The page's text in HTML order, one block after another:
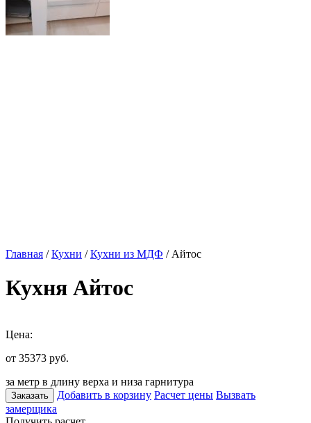
Главная /Кухни /Кухни из МДФ / Айтос
Кухня Айтос
Цена:
от 35373 руб.
за метр в длину верха и низа гарнитура
Заказать Добавить в корзину Расчет цены Вызвать
замерщика